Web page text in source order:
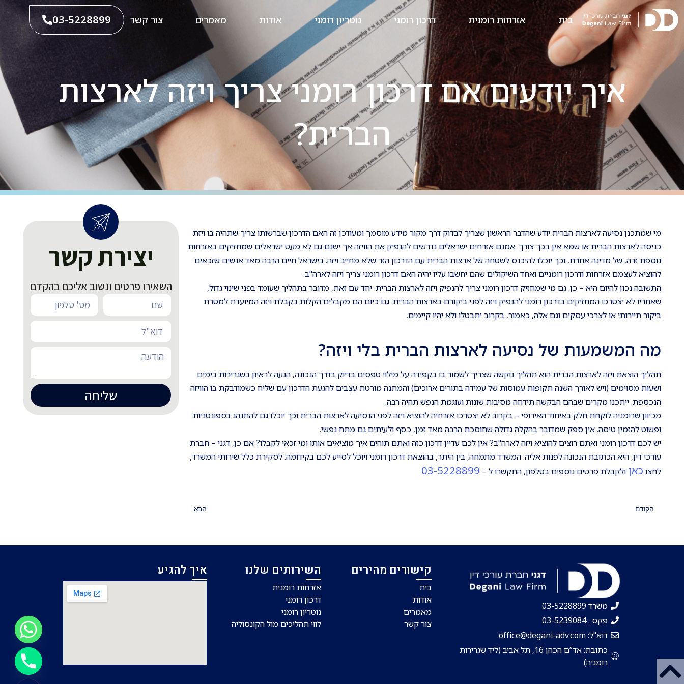
בית אזרחות רומנית דרכון רומני נוטריון רומני אודות מאמרים צור קשר 03-5228899
איך יודעים אם דרכון רומני צריך ויזה לארצות
הברית?
מי שמתכנן נסיעה לארצות הברית יודע שהדבר הראשון שצריך לבדוק דרך מקור מידע מוסמך ומעודכן זה האם הדרכון שברשותו צריך שתהיה בו ויזת
כניסה לארצות הברית או שמא אין בכך צורך. אמנם אזרחים ישראלים נדרשים להנפיק את הוויזה אך ישנם גם לא מעט ישראלים שמחזיקים באזרחות
נוספת זרה, של מדינה אחרת, וכך יוכלו להיכנס לשטחה של ארצות הברית עם הדרכון הזר שלא מחייב ויזה. בישראל חיים הרבה מאד אנשים שזכאים
להוציא לעצמם אזרחות ודרכון רומניים ואחד השיקולים שהם יחשבו עליו יהיה האם דרכון רומני צריך ויזה לארה"ב.
התשובה נכון להיום היא – כן. גם מי שמחזיק דרכון רומני צריך להנפיק ויזה לארצות הברית. יחד עם זאת, מדובר בתהליך שעומד בפני שינוי גדול,
שאחריו לא יצטרכו המחזיקים בדרכון רומני להנפיק ויזה לפני ביקורם בארצות הברית. גם כיום הם מקבלים הקלות בקבלת ויזה המיועדת למטרת
ביקור תיירותי או לצרכי עסקים וגם אלה, כאמור, בקרוב יתבטלו ולא יהיו קיימים.
מה המשמעות של נסיעה לארצות הברית בלי ויזה?
תהליך הוצאת ויזה לארצות הברית הוא תהליך נוקשה שצריך לשמור בו בקפידה על מילוי טפסים בדיוק בדרך הנכונה, הגעה לראיון בשגרירות בימים
ושעות מסוימים (ויש לאורך השנה תקופות עמוסות של עמידה בתורים ארוכים) והמתנה מורטת עצבים להגעת הדרכון עם שליח כשמודבקת בו הוויזה
הנכספת. ייתכנו מקרים שבהם הבקשה תידחה מסיבות שונות ועוגמת הנפש תהיה רבה.
מכיוון שרומניה לוקחת חלק באיחוד האירופי – בקרוב לא יצטרכו אזרחיה להוציא ויזה לפני הנסיעה לארצות הברית וכך יוכלו גם להתנהג בספונטניות
ופשוט להזמין טיסה. אין ספק שמדובר בהקלה גדולה שחוסכת הרבה מאד זמן, כסף ולעיתים גם מתח נפשי.
יש לכם דרכון רומני ואתם רוצים להוציא ויזה לארה"ב? אין לכם עדיין דרכון כזה ואתם תוהים איך מוציאים אותו ומי זכאי לקבלו? אם כן, דגני – חברת
עורכי דין, היא הכתובת הנכונה לפנות אליה. המשרד מתמחה, בין היתר, בהוצאת דרכון רומני ויוכל לסייע לכם בקידומה. לסקירת כלל שירותי המשרד,
לחצו כאן ולקבלת פרטים נוספים בטלפון, התקשרו ל – 03-5228899
הקודם הבא
יצירת קשר
השאירו פרטים ונשוב אליכם בהקדם
שליחה
משרד 03-5228899
פקס : 03-5239084
דוא"ל: office@degani-adv.com
כתובת: אד”ם הכהן 16, תל אביב (ליד שגרירות
רומניה)
קישורים מהירים
בית
אודות
מאמרים
צור קשר
השירותים שלנו
אזרחות רומנית
דרכון רומני
נוטריון רומני
לווי תהליכים מול הקונסוליה
איך להגיע